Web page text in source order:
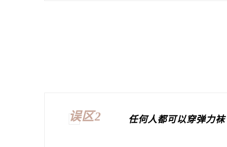
误区2 任何人都可以穿弹力袜